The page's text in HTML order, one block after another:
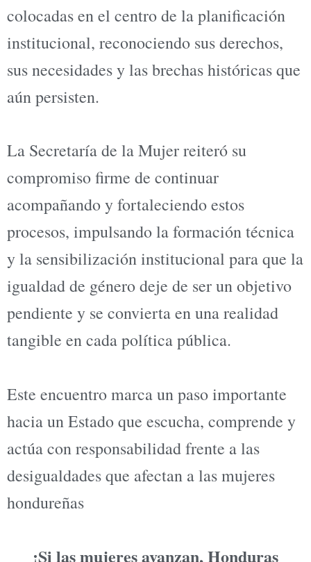
colocadas en el centro de la planificación
institucional, reconociendo sus derechos,
sus necesidades y las brechas históricas que
aún persisten.
La Secretaría de la Mujer reiteró su
compromiso firme de continuar
acompañando y fortaleciendo estos
procesos, impulsando la formación técnica
y la sensibilización institucional para que la
igualdad de género deje de ser un objetivo
pendiente y se convierta en una realidad
tangible en cada política pública.
Este encuentro marca un paso importante
hacia un Estado que escucha, comprende y
actúa con responsabilidad frente a las
desigualdades que afectan a las mujeres
hondureñas
¡Si las mujeres avanzan, Honduras